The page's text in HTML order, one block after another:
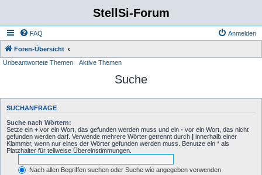
StellSi-Forum
FAQ Anmelden
Foren-Übersicht
Unbeantwortete Themen
Aktive Themen
Suche
SUCHANFRAGE
Suche nach Wörtern:
Setze ein + vor ein Wort, das gefunden werden muss und ein - vor ein Wort, das nicht
gefunden werden darf. Verwende mehrere Wörter getrennt durch | innerhalb einer
Klammer, wenn nur eines der Wörter gefunden werden muss. Benutze ein * als
Platzhalter für teilweise Übereinstimmungen.
Nach allen Begriffen suchen oder Suche wie angegeben verwenden